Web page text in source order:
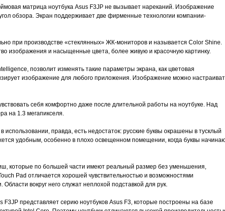
матрица ноутбука Asus F3JP не вызывает нареканий. Изображение
обзора. Экран поддерживает две фирменные технологии компании-
при производстве «стеклянных» ЖК-мониторов и называется Color Shine.
изображения и насыщенные цвета, более живую и красочную картинку.
позволит изменять такие параметры экрана, как цветовая
изображение для любого приложения. Изображение можно
себя комфортно даже после длительной работы на ноутбуке. Над
на 1.3 мегапикселя.
использовании, правда, есть недостаток: русские буквы окрашены в тусклый
удобным, особенно в плохо освещенном помещении, когда буквы
которые по большей части имеют реальный размер без уменьшения,
Pad отличается хорошей чувствительностью и возможностями
Области вокруг него служат неплохой подставкой для рук.
F3JP представляет серию ноутбуков Asus F3, которые построены на базе